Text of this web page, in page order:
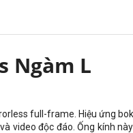
Ngàm L
full-frame. Hiệu ứng
video độc đáo. Ống kính